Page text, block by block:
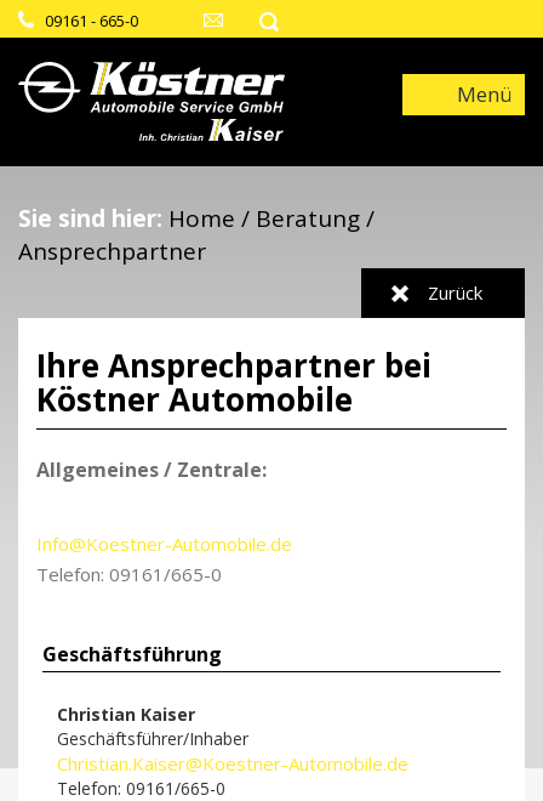
09161 - 665-0
Menü
Sie sind hier: Home / Beratung/
Ansprechpartner
Zurück
Ihre Ansprechpartner bei
Köstner Automobile
Allgemeines / Zentrale:
Info@Koestner-Automobile.de
Telefon: 09161/665-0
Geschäftsführung
Christian Kaiser
Geschäftsführer/Inhaber
Christian.Kaiser@Koestner-Automobile.de
Telefon: 09161/665-0